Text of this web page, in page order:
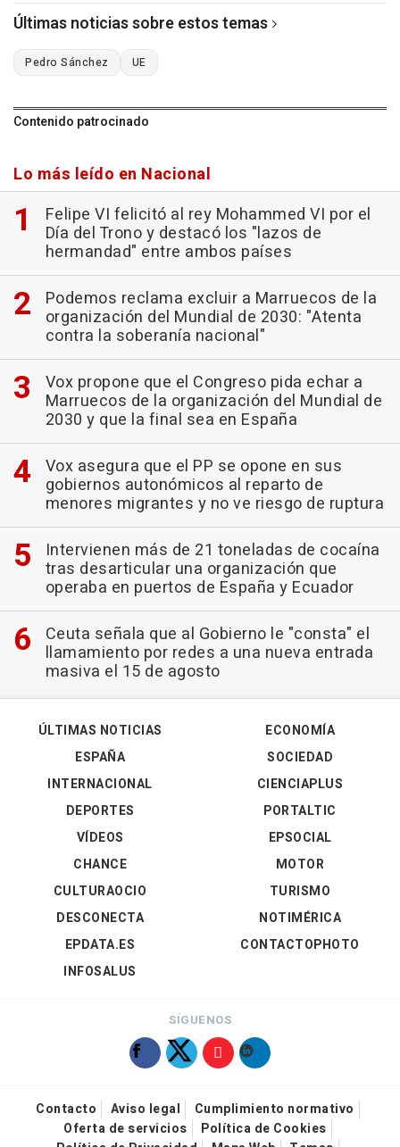
Últimas noticias sobre estos temas
Pedro Sánchez UE
Contenido patrocinado
Lo más leído en Nacional
Felipe VI felicitó al rey Mohammed VI por el
Día del Trono y destacó los "lazos de
hermandad" entre ambos países
Podemos reclama excluir a Marruecos de la
organización del Mundial de 2030: "Atenta
contra la soberanía nacional"
Vox propone que el Congreso pida echar a
Marruecos de la organización del Mundial de
2030 y que la final sea en España
Vox asegura que el PP se opone en sus
gobiernos autonómicos al reparto de
menores migrantes y no ve riesgo de ruptura
Intervienen más de 21 toneladas de cocaína
tras desarticular una organización que
operaba en puertos de España y Ecuador
Ceuta señala que al Gobierno le "consta" el
llamamiento por redes a una nueva entrada
masiva el 15 de agosto
ÚLTIMAS NOTICIAS
ESPAÑA
INTERNACIONAL
DEPORTES
VÍDEOS
ECONOMÍA
SOCIEDAD
CIENCIAPLUS
PORTALTIC
EPSOCIAL
CHANCE
CULTURAOCIO
DESCONECTA
EPDATA.ES
INFOSALUS
MOTOR
TURISMO
NOTIMÉRICA
CONTACTOPHOTO
SÍGUENOS
Contacto Aviso legal
Cumplimiento normativo
Oferta de servicios
Política de Cookies